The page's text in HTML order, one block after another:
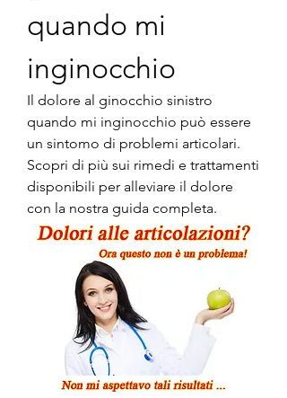
quando mi
inginocchio
Il dolore al ginocchio sinistro
quando mi inginocchio può essere
un sintomo di problemi articolari.
Scopri di più sui rimedi e trattamenti
disponibili per alleviare il dolore
con la nostra guida completa.